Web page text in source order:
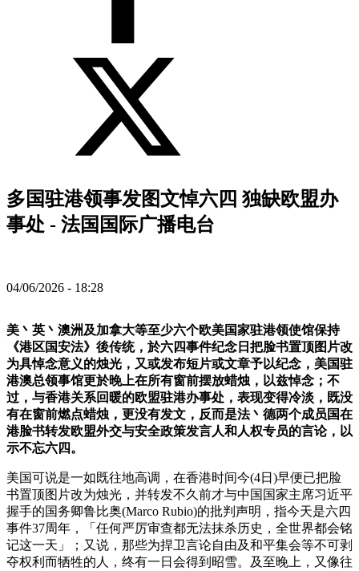
多国驻港领事发图文悼六四 独缺欧盟办
事处 - 法国国际广播电台
04/06/2026 - 18:28
美丶英丶澳洲及加拿大等至少六个欧美国家驻港领使馆保持
《港区国安法》後传统，於六四事件纪念日把脸书置顶图片改
为具悼念意义的烛光，又或发布短片或文章予以纪念，美国驻
港澳总领事馆更於晚上在所有窗前摆放蜡烛，以兹悼念；不
过，与香港关系回暖的欧盟驻港办事处，表现变得冷淡，既没
有在窗前燃点蜡烛，更没有发文，反而是法丶德两个成员国在
港脸书转发欧盟外交与安全政策发言人和人权专员的言论，以
示不忘六四。
美国可说是一如既往地高调，在香港时间今(4日)早便已把脸
书置顶图片改为烛光，并转发不久前才与中国国家主席习近平
握手的国务卿鲁比奥(Marco Rubio)的批判声明，指今天是六四
事件37周年，「任何严厉审查都无法抹杀历史，全世界都会铭
记这一天」；又说，那些为捍卫言论自由及和平集会等不可剥
夺权利而牺牲的人，终有一日会得到昭雪。及至晚上，又像往